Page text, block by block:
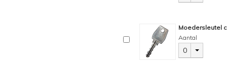
Moedersleutel
Aantal
0